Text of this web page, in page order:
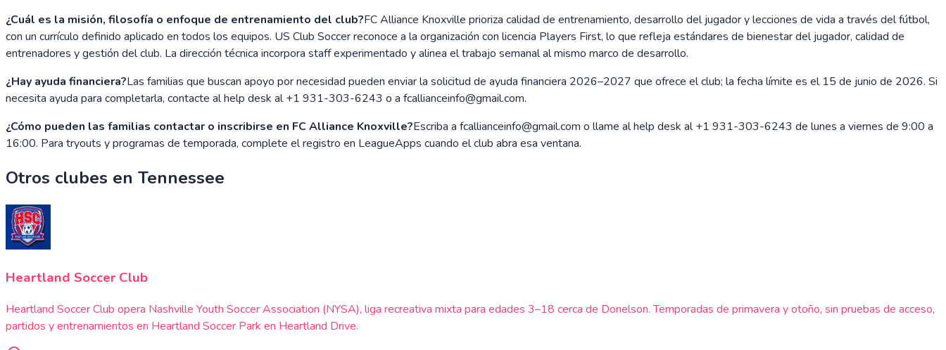
¿Cuál es la misión, filosofía o enfoque de entrenamiento del club?FC Alliance Knoxville prioriza calidad de entrenamiento, desarrollo del jugador y lecciones de vida a través del fútbol,
con un currículo definido aplicado en todos los equipos. US Club Soccer reconoce a la organización con licencia Players First, lo que refleja estándares de bienestar del jugador, calidad de
entrenadores y gestión del club. La dirección técnica incorpora staff experimentado y alinea el trabajo semanal al mismo marco de desarrollo.
¿Hay ayuda financiera?Las familias que buscan apoyo por necesidad pueden enviar la solicitud de ayuda financiera 2026–2027 que ofrece el club; la fecha límite es el 15 de junio de 2026. Si
necesita ayuda para completarla, contacte al help desk al +1 931-303-6243 o a fcallianceinfo@gmail.com.
¿Cómo pueden las familias contactar o inscribirse en FC Alliance Knoxville?Escriba a fcallianceinfo@gmail.com o llame al help desk al +1 931-303-6243 de lunes a viernes de 9:00 a
16:00. Para tryouts y programas de temporada, complete el registro en LeagueApps cuando el club abra esa ventana.
Otros clubes en Tennessee
Heartland Soccer Club
Heartland Soccer Club opera Nashville Youth Soccer Association (NYSA), liga recreativa mixta para edades 3–18 cerca de Donelson. Temporadas de primavera y otoño, sin pruebas de acceso,
partidos y entrenamientos en Heartland Soccer Park en Heartland Drive.